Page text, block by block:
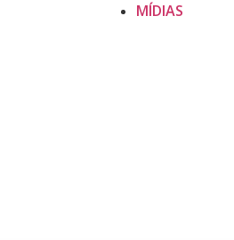
MÍDIAS